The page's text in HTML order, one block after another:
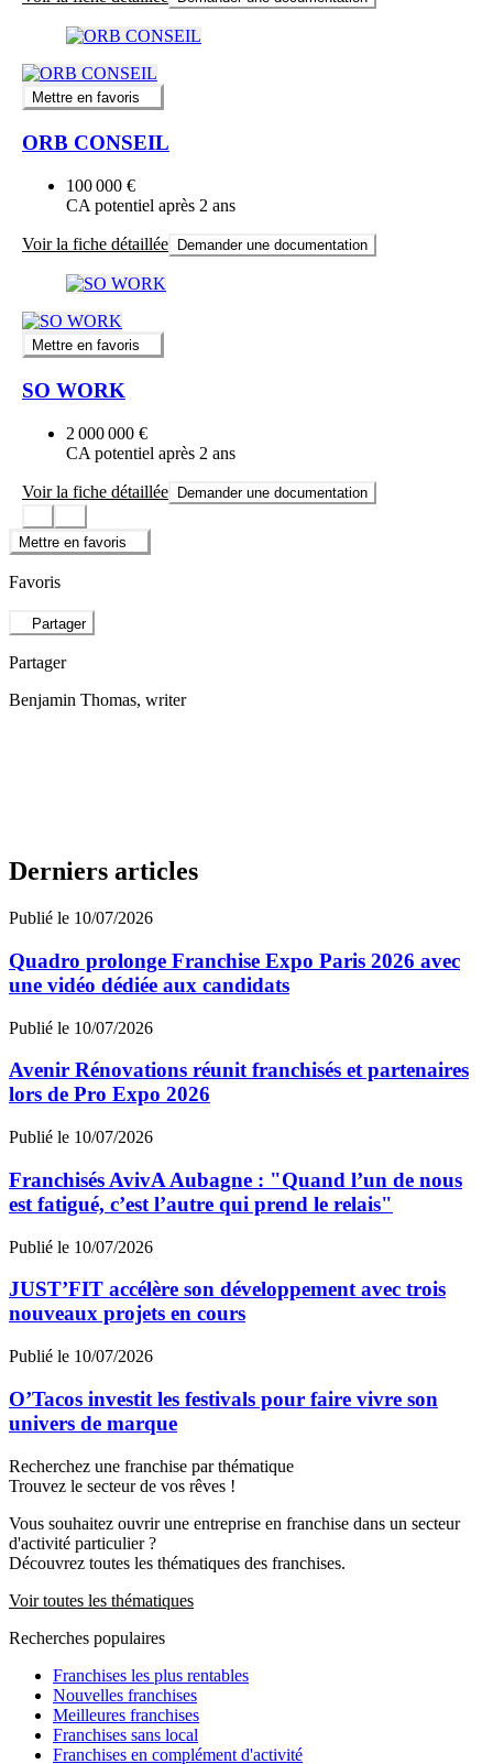
Mettre en favoris
ORB CONSEIL
100 000 €
CA potentiel après 2 ans
Voir la fiche détaillée Demander une documentation
Mettre en favoris
SO WORK
2 000 000 €
CA potentiel après 2 ans
Voir la fiche détaillée Demander une documentation
Mettre en favoris
Favoris
Partager
Partager
Benjamin Thomas, writer
Derniers articles
Publié le 10/07/2026
Quadro prolonge Franchise Expo Paris 2026 avec
une vidéo dédiée aux candidats
Publié le 10/07/2026
Avenir Rénovations réunit franchisés et partenaires
lors de Pro Expo 2026
Publié le 10/07/2026
Franchisés AvivA Aubagne : "Quand l’un de nous
est fatigué, c’est l’autre qui prend le relais"
Publié le 10/07/2026
JUST’FIT accélère son développement avec trois
nouveaux projets en cours
Publié le 10/07/2026
O’Tacos investit les festivals pour faire vivre son
univers de marque
Recherchez une franchise par thématique
Trouvez le secteur de vos rêves !
Vous souhaitez ouvrir une entreprise en franchise dans un secteur
d'activité particulier ?
Découvrez toutes les thématiques des franchises.
Voir toutes les thématiques
Recherches populaires
Franchises les plus rentables
Nouvelles franchises
Meilleures franchises
Franchises sans local
Franchises en complément d'activité